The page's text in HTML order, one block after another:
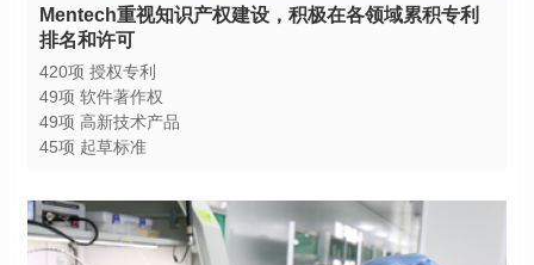
排名和许可
420项 授权专利
49项 软件著作权
49项 高新技术产品
45项 起草标准